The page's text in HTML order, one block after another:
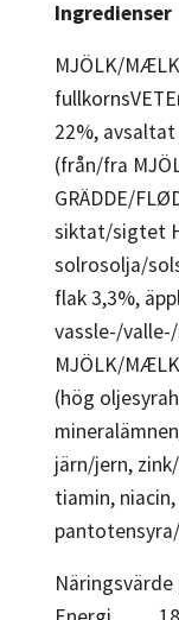
Ingredienser
MJÖLK/
22%,
(från/fra
GRÄDDE/
siktat/sigtet
solrosolja/
flak 3,3%,
vassle-/
MJÖLK/
(hög
järn/jern,
tiamin,